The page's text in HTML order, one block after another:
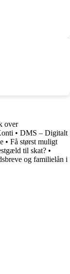
over
• DMS – Digitalt
• Få størst muligt
til skat? •
og familielån i